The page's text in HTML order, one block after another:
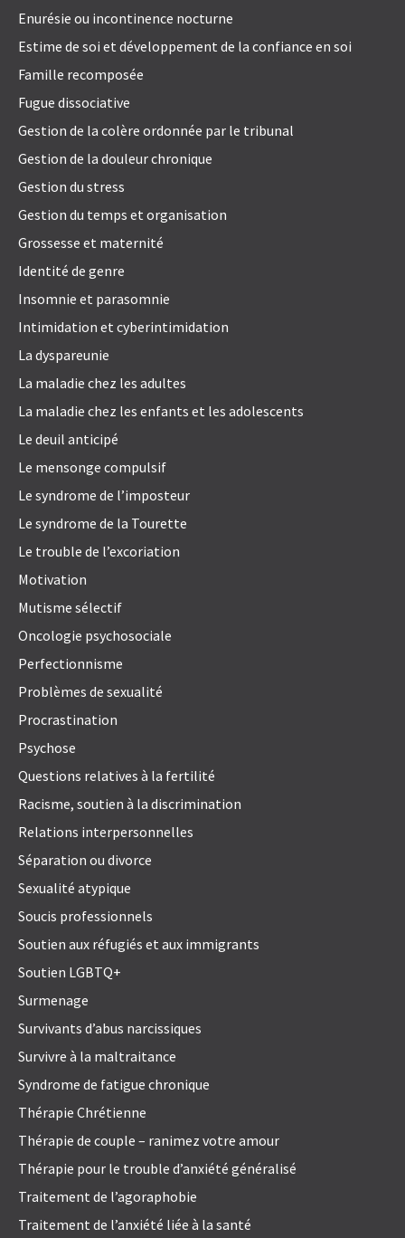
Enurésie ou incontinence nocturne
Estime de soi et développement de la confiance en soi
Famille recomposée
Fugue dissociative
Gestion de la colère ordonnée par le tribunal
Gestion de la douleur chronique
Gestion du stress
Gestion du temps et organisation
Grossesse et maternité
Identité de genre
Insomnie et parasomnie
Intimidation et cyberintimidation
La dyspareunie
La maladie chez les adultes
La maladie chez les enfants et les adolescents
Le deuil anticipé
Le mensonge compulsif
Le syndrome de l’imposteur
Le syndrome de la Tourette
Le trouble de l’excoriation
Motivation
Mutisme sélectif
Oncologie psychosociale
Perfectionnisme
Problèmes de sexualité
Procrastination
Psychose
Questions relatives à la fertilité
Racisme, soutien à la discrimination
Relations interpersonnelles
Séparation ou divorce
Sexualité atypique
Soucis professionnels
Soutien aux réfugiés et aux immigrants
Soutien LGBTQ+
Surmenage
Survivants d’abus narcissiques
Survivre à la maltraitance
Syndrome de fatigue chronique
Thérapie Chrétienne
Thérapie de couple – ranimez votre amour
Thérapie pour le trouble d’anxiété généralisé
Traitement de l’agoraphobie
Traitement de l’anxiété liée à la santé